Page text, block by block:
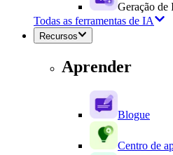
Geração de
Todas as ferramentas de IA
Recursos
Aprender
Blogue
Centro de